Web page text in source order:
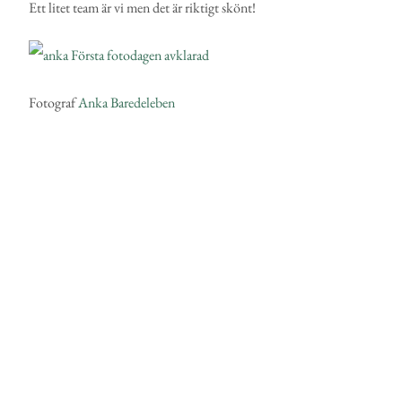
Ett litet team är vi men det är riktigt skönt!
FotografAnka Baredeleben